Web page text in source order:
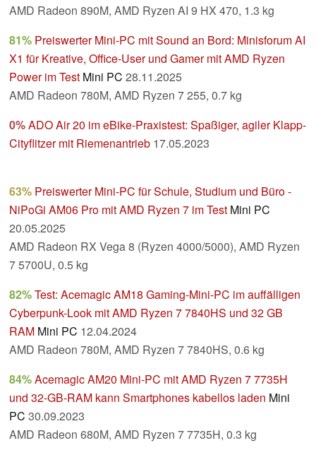
AMD Radeon 890M, AMD Ryzen AI 9 HX 470, 1.3 kg
81% Preiswerter Mini-PC mit Sound an Bord: Minisforum AI
X1 für Kreative, Office-User und Gamer mit AMD Ryzen
Power im Test Mini PC 28.11.2025
AMD Radeon 780M, AMD Ryzen 7 255, 0.7 kg
0%ADO Air 20 im eBike-Praxistest: Spaßiger, agiler Klapp-
Cityflitzer mit Riemenantrieb 17.05.2023
63% Preiswerter Mini-PC für Schule, Studium und Büro -
NiPoGi AM06 Pro mit AMD Ryzen 7 im Test Mini PC
20.05.2025
AMD Radeon RX Vega 8 (Ryzen 4000/5000), AMD Ryzen
7 5700U, 0.5 kg
82%Test: Acemagic AM18 Gaming-Mini-PC im auffälligen
Cyberpunk-Look mit AMD Ryzen 7 7840HS und 32 GB
RAM Mini PC 12.04.2024
AMD Radeon 780M, AMD Ryzen 7 7840HS, 0.6 kg
84%Acemagic AM20 Mini-PC mit AMD Ryzen 7 7735H
und 32-GB-RAM kann Smartphones kabellos laden Mini
PC 30.09.2023
AMD Radeon 680M, AMD Ryzen 7 7735H, 0.3 kg